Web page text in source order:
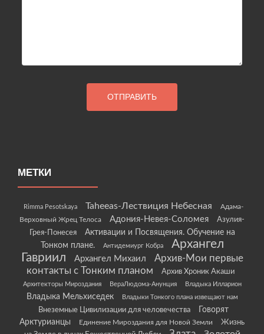
МЕТКИ
Rimma Pesotskaya Taheeas-Лествиция Небесная
Адама-
Верховный Жрец Телоса
Адония-Невея-Соломея
Азулия-
Грея-Понесея
Активации и Посвящения. Обучение на
Тонком плане.
Антидемиург Кобра
Архангел
Гавриил
Архангел Михаил
Архив-Мои первые
контакты с Тонким планом
Архив Хроник Акаши
Архитекторы Мироздания ВераЛюдома-Анунция Владыка Илларион
Владыка Мельхиседек Владыки Тонкого плана извещают нам
Внеземные Цивилизации для человечества
Говорят
Арктурианцы
Единение Мироздания для Новой Земли
Жизнь